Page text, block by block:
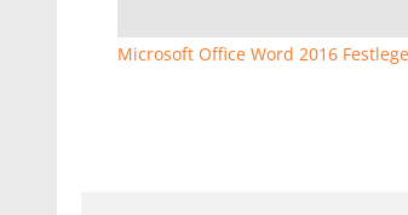
Microsoft Office Word 2016